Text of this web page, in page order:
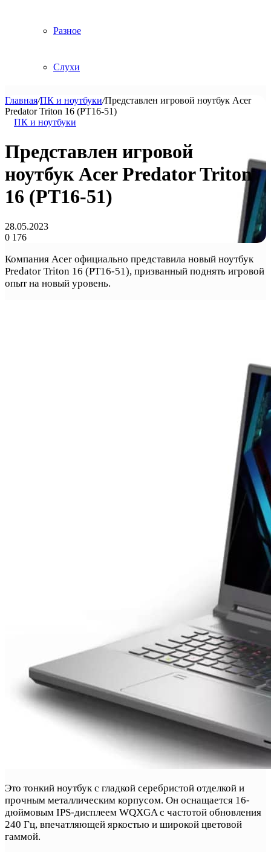
Разное
Слухи
Главная/ПК и ноутбуки/Представлен игровой ноутбук Acer
Predator Triton 16 (PT16-51)
ПК и ноутбуки
Представлен игровой
ноутбук Acer Predator Triton
16 (PT16-51)
28.05.2023
0 176
Компания Acer официально представила новый ноутбук
Predator Triton 16 (PT16-51), призванный поднять игровой
опыт на новый уровень.
Это тонкий ноутбук с гладкой серебристой отделкой и
прочным металлическим корпусом. Он оснащается 16-
дюймовым IPS-дисплеем WQXGA с частотой обновления
240 Гц, впечатляющей яркостью и широкой цветовой
гаммой.